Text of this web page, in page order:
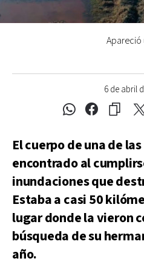
6 de abril
Apareció
El cuerpo de una de
encontrado al
inundaciones que
Estaba a casi 50
lugar donde la vieron
búsqueda de su
año.